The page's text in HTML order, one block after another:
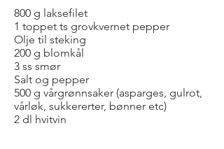
800 g laksefilet
1 toppet ts grovkvernet pepper
Olje til steking
200 g blomkål
3 ss smør
Salt og pepper
500 g vårgrønnsaker (asparges, gulrot,
vårløk, sukkererter, bønner etc)
2 dl hvitvin